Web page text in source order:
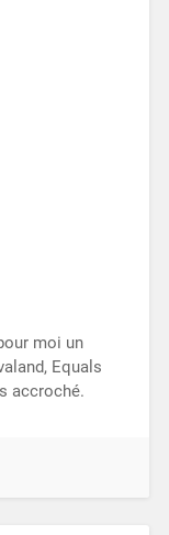
moi un
Equals
accroché.